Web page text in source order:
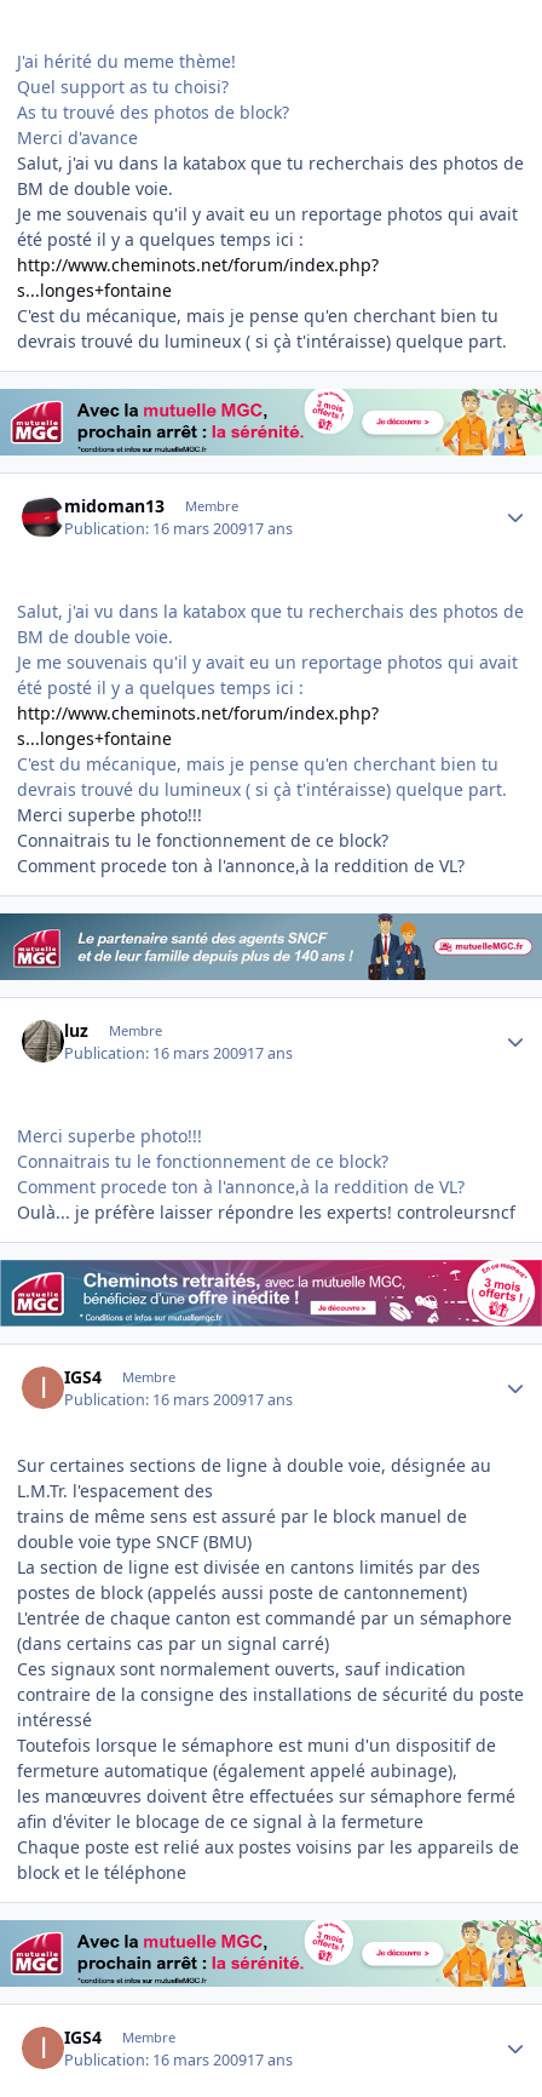
J'ai hérité du meme thème!
Quel support as tu choisi?
As tu trouvé des photos de block?
Merci d'avance
Salut, j'ai vu dans la katabox que tu recherchais des photos de
BM de double voie.
Je me souvenais qu'il y avait eu un reportage photos qui avait
été posté il y a quelques temps ici :
http://www.cheminots.net/forum/index.php?
s...longes+fontaine
C'est du mécanique, mais je pense qu'en cherchant bien tu
devrais trouvé du lumineux ( si çà t'intéraisse) quelque part.
midoman13 Membre
Publication: 16 mars 200917 ans
Salut, j'ai vu dans la katabox que tu recherchais des photos de
BM de double voie.
Je me souvenais qu'il y avait eu un reportage photos qui avait
été posté il y a quelques temps ici :
http://www.cheminots.net/forum/index.php?
s...longes+fontaine
C'est du mécanique, mais je pense qu'en cherchant bien tu
devrais trouvé du lumineux ( si çà t'intéraisse) quelque part.
Merci superbe photo!!!
Connaitrais tu le fonctionnement de ce block?
Comment procede ton à l'annonce,à la reddition de VL?
luz Membre
Publication: 16 mars 200917 ans
Merci superbe photo!!!
Connaitrais tu le fonctionnement de ce block?
Comment procede ton à l'annonce,à la reddition de VL?
Oulà... je préfère laisser répondre les experts! controleursncf
IGS4 Membre
Publication: 16 mars 200917 ans
Sur certaines sections de ligne à double voie, désignée au
L.M.Tr. l'espacement des
trains de même sens est assuré par le block manuel de
double voie type SNCF (BMU)
La section de ligne est divisée en cantons limités par des
postes de block (appelés aussi poste de cantonnement)
L'entrée de chaque canton est commandé par un sémaphore
(dans certains cas par un signal carré)
Ces signaux sont normalement ouverts, sauf indication
contraire de la consigne des installations de sécurité du poste
intéressé
Toutefois lorsque le sémaphore est muni d'un dispositif de
fermeture automatique (également appelé aubinage),
les manœuvres doivent être effectuées sur sémaphore fermé
afin d'éviter le blocage de ce signal à la fermeture
Chaque poste est relié aux postes voisins par les appareils de
block et le téléphone
IGS4 Membre
Publication: 16 mars 200917 ans